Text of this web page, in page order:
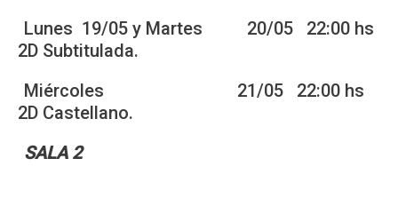
Lunes 19/05 y Martes 20/05 22:00 hs
2D Subtitulada.
Miércoles 21/05 22:00 hs
2D Castellano.
SALA 2